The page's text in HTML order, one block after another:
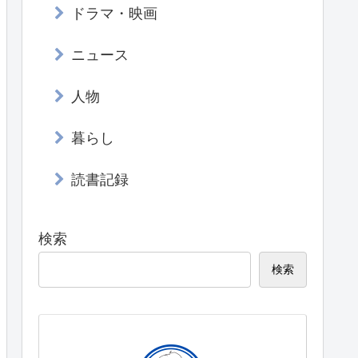
ドラマ・映画
ニュース
人物
暮らし
読書記録
検索
検索